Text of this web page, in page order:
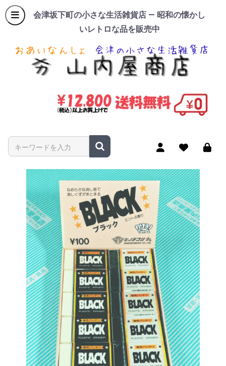
会津坂下町の小さな生活雑貨店 — 昭和の懐かし
いレトロな品を販売中
商品名やキーワードを入力